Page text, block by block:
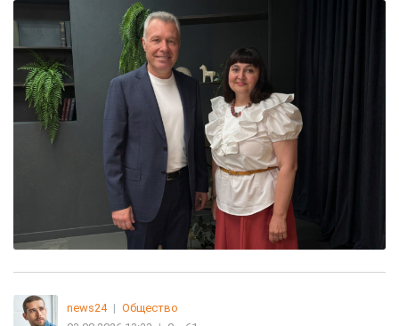
news24 | Общество